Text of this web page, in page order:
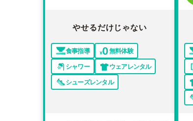
やせるだけじゃない
食事指導
無料体験
シャワー
ウェアレンタル
シューズレンタル